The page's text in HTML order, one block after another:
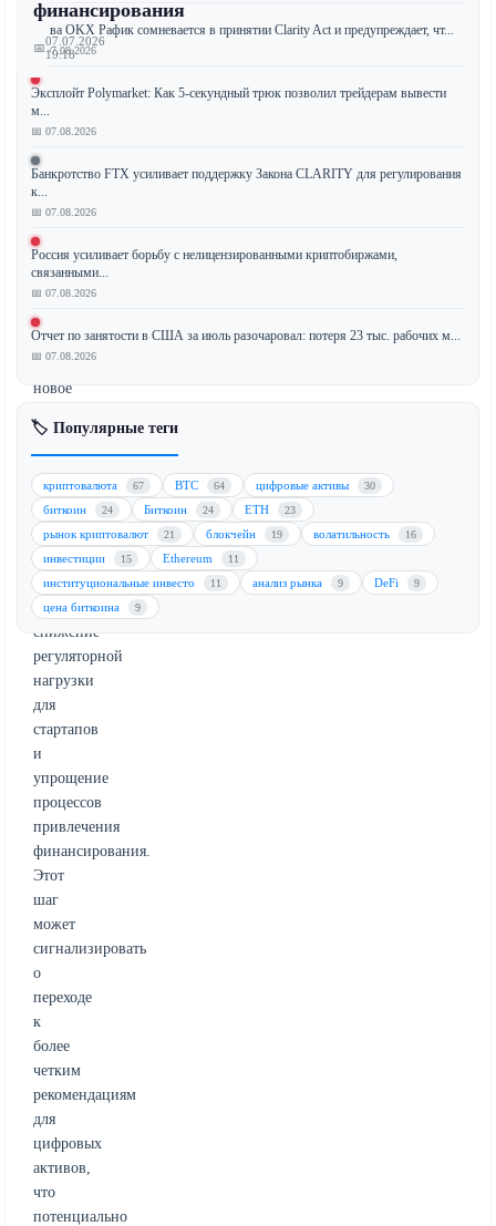
финансирования
📅07.07.2026
19:18
по
ценным
бумагам
и
биржам
США
(SEC)
планирует
предложить
новое
для
криптовалют
уже
этом
месяце,
направленное
на
снижение
регуляторной
нагрузки
для
стартапов
и
упрощение
процессов
привлечения
финансирования.
Этот
шаг
может
сигнализировать
о
переходе
к
более
четким
рекомендациям
для
цифровых
активов,
что
потенциально
Глава OKX Рафик сомневается в принятии Clarity Act и предупреждает, чт...
📅 07.08.2026
Эксплойт Polymarket: Как 5-секундный трюк позволил трейдерам вывести
м...
📅 07.08.2026
Банкротство FTX усиливает поддержку Закона CLARITY для регулирования
к...
📅 07.08.2026
Россия усиливает борьбу с нелицензированными криптобиржами,
связанными...
📅 07.08.2026
Отчет по занятости в США за июль разочаровал: потеря 23 тыс. рабочих м...
📅 07.08.2026
🏷️ Популярные теги
криптовалюта 67 BTC 64 цифровые активы 30
биткоин 24 Биткоин 24 ETH 23
рынок криптовалют 21 блокчейн 19 волатильность 16
инвестиции 15 Ethereum 11
институциональные инвесто 11 анализ рынка 9 DeFi 9
цена биткоина 9